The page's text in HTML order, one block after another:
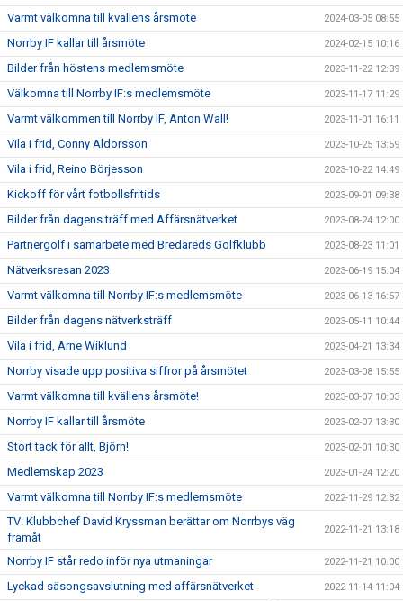
Varmt välkomna till kvällens årsmöte 2024-03-05 08:55
Norrby IF kallar till årsmöte 2024-02-15 10:16
Bilder från höstens medlemsmöte 2023-11-22 12:39
Välkomna till Norrby IF:s medlemsmöte 2023-11-17 11:29
Varmt välkommen till Norrby IF, Anton Wall! 2023-11-01 16:11
Vila i frid, Conny Aldorsson 2023-10-25 13:59
Vila i frid, Reino Börjesson 2023-10-22 14:49
Kickoff för vårt fotbollsfritids 2023-09-01 09:38
Bilder från dagens träff med Affärsnätverket 2023-08-24 12:00
Partnergolf i samarbete med Bredareds Golfklubb 2023-08-23 11:01
Nätverksresan 2023 2023-06-19 15:04
Varmt välkomna till Norrby IF:s medlemsmöte 2023-06-13 16:57
Bilder från dagens nätverksträff 2023-05-11 10:44
Vila i frid, Arne Wiklund 2023-04-21 13:34
Norrby visade upp positiva siffror på årsmötet 2023-03-08 15:55
Varmt välkomna till kvällens årsmöte! 2023-03-07 10:03
Norrby IF kallar till årsmöte 2023-02-07 13:30
Stort tack för allt, Björn! 2023-02-01 10:30
Medlemskap 2023 2023-01-24 12:20
Varmt välkomna till Norrby IF:s medlemsmöte 2022-11-29 12:32
TV: Klubbchef David Kryssman berättar om Norrbys väg
framåt
2022-11-21 13:18
Norrby IF står redo inför nya utmaningar 2022-11-21 10:00
Lyckad säsongsavslutning med affärsnätverket 2022-11-14 11:04